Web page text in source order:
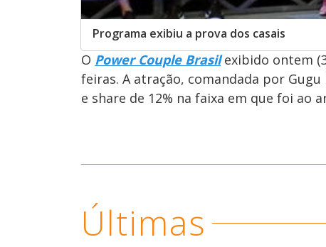
Programa exibiu a prova dos casais
O Power Couple Brasilexibido ontem
feiras. A atração, comandada por
e share de 12% na faixa em que foi ao
Últimas